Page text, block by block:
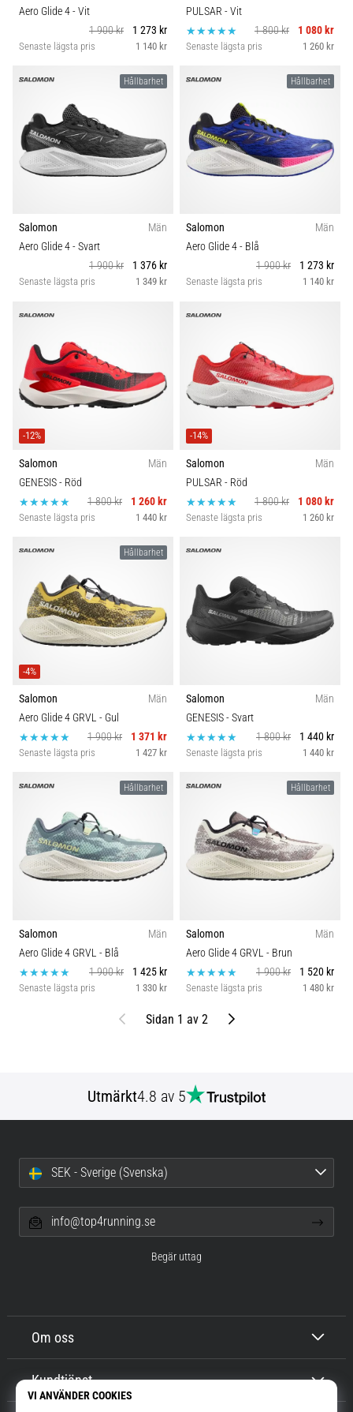
Aero Glide 4- Vit
1 900 kr
1 273 kr
Senaste lägsta pris 1 140 kr
PULSAR - Vit
1 800 kr
1 080 kr
Senaste lägsta pris 1 260 kr
Hållbarhet
Salomon
Män
Aero Glide 4- Svart
1 900 kr
1 376 kr
Senaste lägsta pris 1 349 kr
Hållbarhet
Salomon
Män
Aero Glide 4- Blå
1 900 kr
1 273 kr
Senaste lägsta pris 1 140 kr
-12%
Salomon
Män
GENESIS- Röd
1 800 kr
1 260 kr
Senaste lägsta pris 1 440 kr
-14%
Salomon
Män
PULSAR - Röd
1 800 kr
1 080 kr
Senaste lägsta pris 1 260 kr
Hållbarhet
-4%
Salomon
Män
Aero Glide 4 GRVL - Gul
1 900 kr
1 371 kr
Senaste lägsta pris 1 427 kr
Salomon
Män
GENESIS- Svart
1 800 kr
1 440 kr
Senaste lägsta pris 1 440 kr
Hållbarhet
Salomon
Män
Aero Glide 4 GRVL - Blå
1 900 kr
1 425 kr
Senaste lägsta pris 1 330 kr
Hållbarhet
Salomon
Män
Aero Glide 4 GRVL - Brun
1 900 kr
1 520 kr
Senaste lägsta pris 1 480 kr
Föregående
Sidan 1 av 2 Nästa
Utmärkt4.8 av 5
Om oss
Kundtjänst
SEK - Sverige (Svenska)
info@top4running.se
Begär uttag